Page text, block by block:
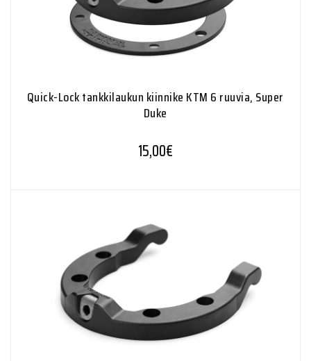
Quick-Lock tankkilaukun kiinnike KTM 6 ruuvia, Super
Duke
15,00€